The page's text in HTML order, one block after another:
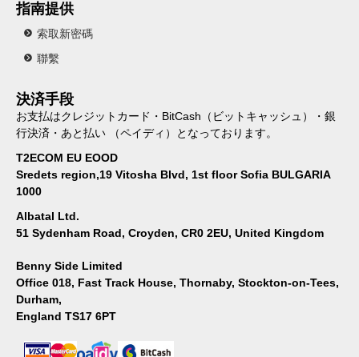
指南提供
索取新密碼
聯繫
決済手段
お支払はクレジットカード・BitCash（ビットキャッシュ）・銀
行決済・あと払い （ペイディ）となっております。
T2ECOM EU EOOD
Sredets region,19 Vitosha Blvd, 1st floor Sofia BULGARIA
1000
Albatal Ltd.
51 Sydenham Road, Croyden, CR0 2EU, United Kingdom
Benny Side Limited
Office 018, Fast Track House, Thornaby, Stockton-on-Tees,
Durham,
England TS17 6PT